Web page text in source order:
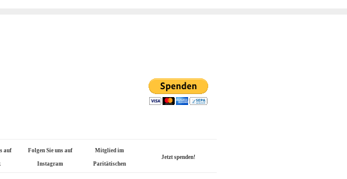
auf Folgen Sie uns auf
Instagram
Mitglied im
Paritätischen
Jetzt spenden!